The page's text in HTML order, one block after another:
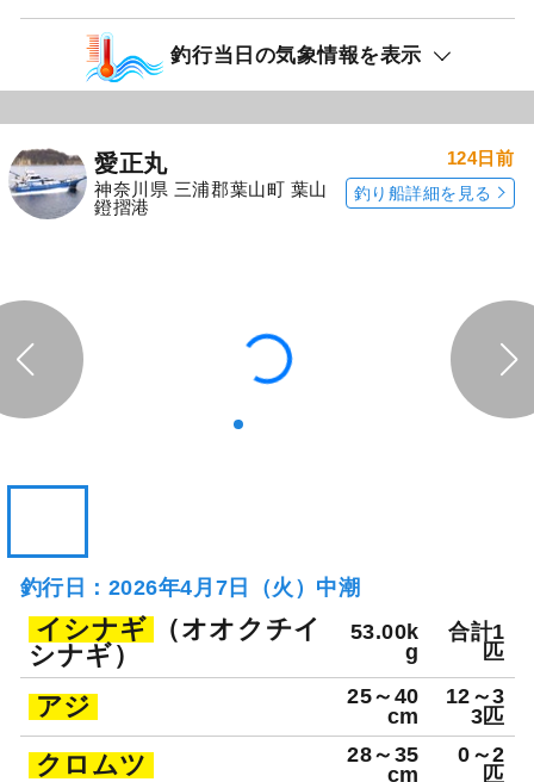
待ちしておりますm(__)m
釣り船詳細を見る
釣行日：2026年4月7日（火）中潮
イシナギ （オオクチイ
シナギ）
53.00k
g
合計1
匹